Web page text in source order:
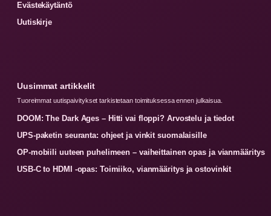
Evästekäytäntö
Uutiskirje
Uusimmat artikkelit
Tuoreimmat uutispaivitykset tarkistetaan toimituksessa ennen julkaisua.
DOOM: The Dark Ages – Hitti vai floppi? Arvostelu ja tiedot
UPS-paketin seuranta: ohjeet ja vinkit suomalaisille
OP-mobiili uuteen puhelimeen – vaiheittainen opas ja vianmääritys
USB-C to HDMI -opas: Toimiiko, vianmääritys ja ostovinkit